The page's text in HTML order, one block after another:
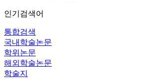
인기검색어
통합검색
국내학술논문
학위논문
해외학술논문
학술지